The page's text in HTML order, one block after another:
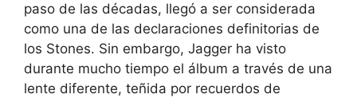
paso de las décadas, llegó a ser considerada
como una de las declaraciones definitorias de
los Stones. Sin embargo, Jagger ha visto
durante mucho tiempo el álbum a través de una
lente diferente, teñida por recuerdos de